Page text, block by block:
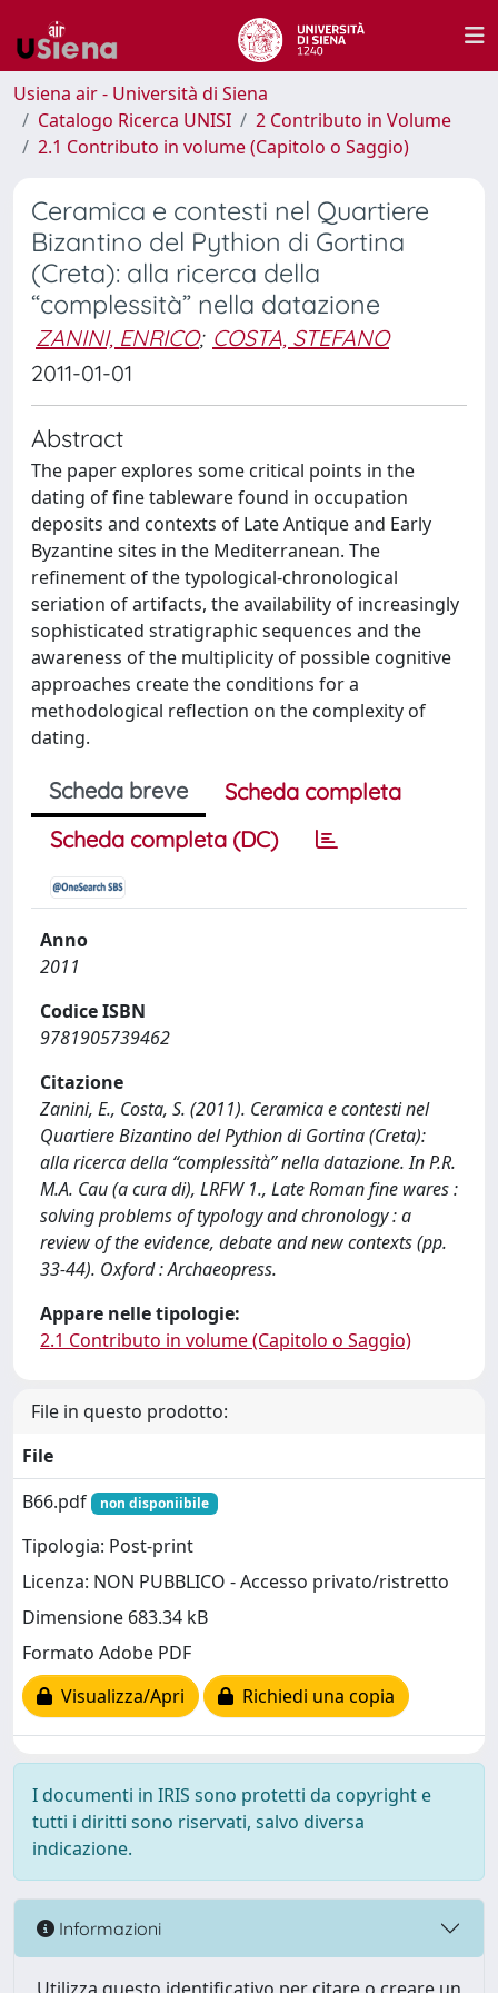
Usiena air - Università di Siena
Catalogo Ricerca UNISI
2 Contributo in Volume
2.1 Contributo in volume (Capitolo o Saggio)
Ceramica e contesti nel Quartiere
Bizantino del Pythion di Gortina
(Creta): alla ricerca della
“complessità” nella datazione
ZANINI, ENRICO; COSTA, STEFANO
2011-01-01
Abstract
The paper explores some critical points in the
dating of fine tableware found in occupation
deposits and contexts of Late Antique and Early
Byzantine sites in the Mediterranean. The
refinement of the typological-chronological
seriation of artifacts, the availability of increasingly
sophisticated stratigraphic sequences and the
awareness of the multiplicity of possible cognitive
approaches create the conditions for a
methodological reflection on the complexity of
dating.
Scheda breve
Scheda completa
Scheda completa (DC)
Anno
2011
Codice ISBN
9781905739462
Citazione
Zanini, E., Costa, S. (2011). Ceramica e contesti nel
Quartiere Bizantino del Pythion di Gortina (Creta):
alla ricerca della “complessità” nella datazione. In P.R.
M.A. Cau (a cura di), LRFW 1., Late Roman fine wares :
solving problems of typology and chronology : a
review of the evidence, debate and new contexts (pp.
33-44). Oxford : Archaeopress.
Appare nelle tipologie:
2.1 Contributo in volume (Capitolo o Saggio)
File in questo prodotto:
File
B66.pdf
non disponiibile
Tipologia: Post-print
Licenza: NON PUBBLICO - Accesso privato/ristretto
Dimensione 683.34 kB
Formato Adobe PDF
Visualizza/Apri
Richiedi una copia
I documenti in IRIS sono protetti da copyright e
tutti i diritti sono riservati, salvo diversa
indicazione.
Informazioni